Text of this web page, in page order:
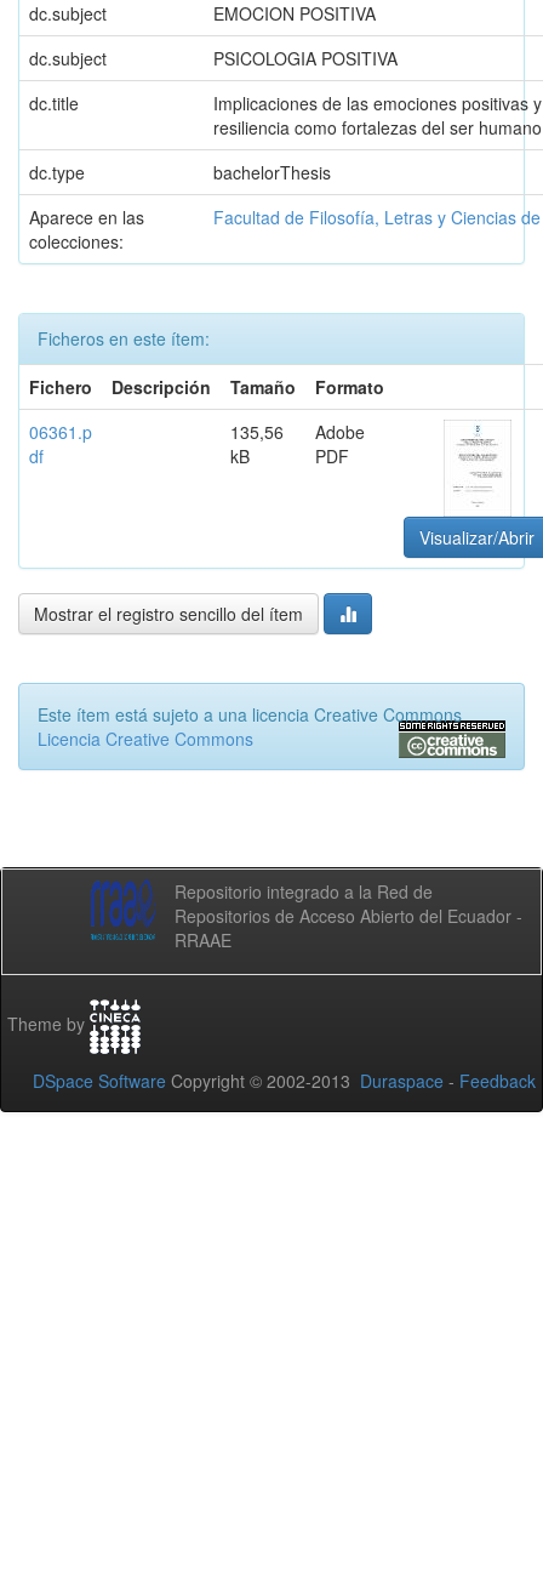
dc.subject
EMOCION POSITIVA
dc.subject
PSICOLOGIA POSITIVA
dc.title
Implicaciones de las emociones positivas
resiliencia como fortalezas del ser humano
dc.type
bachelorThesis
Aparece en las
colecciones:
Facultad de Filosofía, Letras y Ciencias
Ficheros en este ítem:
Fichero
Descripción Tamaño
Formato
06361.p
df
135,56
kB
Adobe
PDF
Visualizar/Abrir
Mostrar el registro sencillo del ítem
Este ítem está sujeto a una licencia Creative Commons
Licencia Creative Commons
Repositorio integrado a la Red de
Repositorios de Acceso Abierto del Ecuador -
RRAAE
Theme by
DSpace Software Copyright © 2002-2013 Duraspace - Feedback